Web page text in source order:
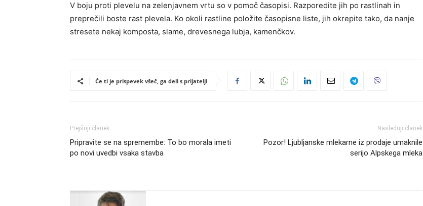
V boju proti plevelu na zelenjavnem vrtu so v pomoč časopisi. Razporedite jih po rastlinah in
preprečili boste rast plevela. Ko okoli rastline položite časopisne liste, jih okrepite tako, da nanje
stresete nekaj komposta, slame, drevesnega lubja, kamenčkov.
Če ti je prispevek všeč, ga deli s prijatelji
Prejšnji članek
Pripravite se na spremembe: To bo morala imeti
po novi uvedbi vsaka stavba
Naslednji članek
Pozor! Ljubljanske mlekarne iz prodaje umaknile
serijo Alpskega mleka